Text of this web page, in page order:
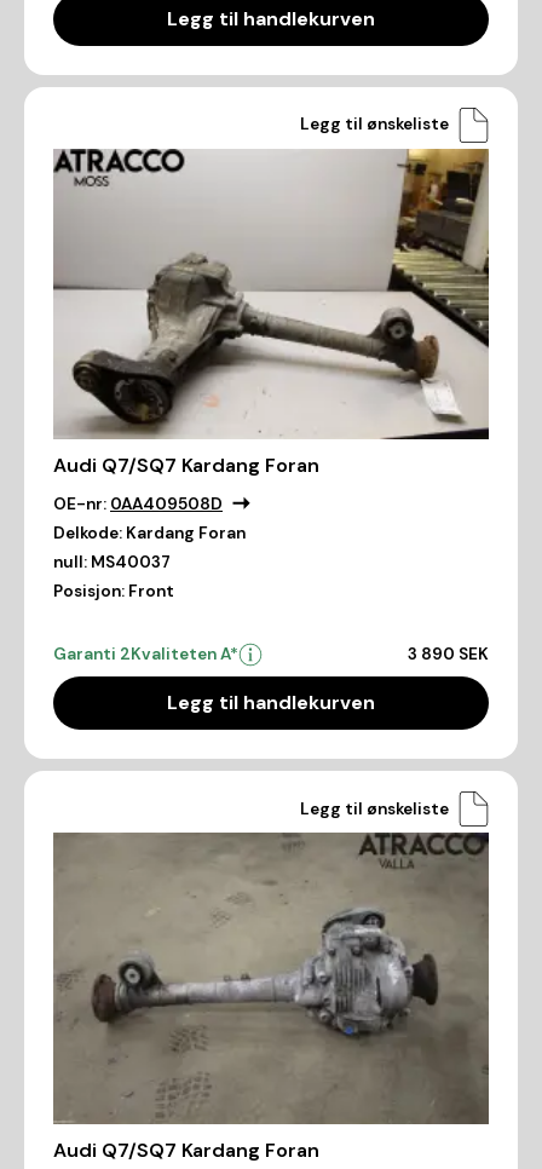
Legg til handlekurven
Legg til ønskeliste
Audi Q7/SQ7 Kardang Foran
OE-nr: 0AA409508D
Delkode: Kardang Foran
null: MS40037
Posisjon: Front
Garanti 2Kvaliteten A* 3 890 SEK
Legg til handlekurven
Legg til ønskeliste
Audi Q7/SQ7 Kardang Foran